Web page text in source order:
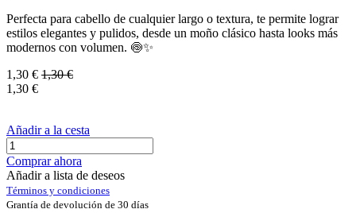
Perfecta para cabello de cualquier largo o textura, te permite lograr
estilos elegantes y pulidos, desde un moño clásico hasta looks más
modernos con volumen. 🍥✨
1,30 € 1,30€
1,30 €
Añadir a la cesta
Comprar ahora
Añadir a lista de deseos
Términos y condiciones
Grantía de devolución de 30 días